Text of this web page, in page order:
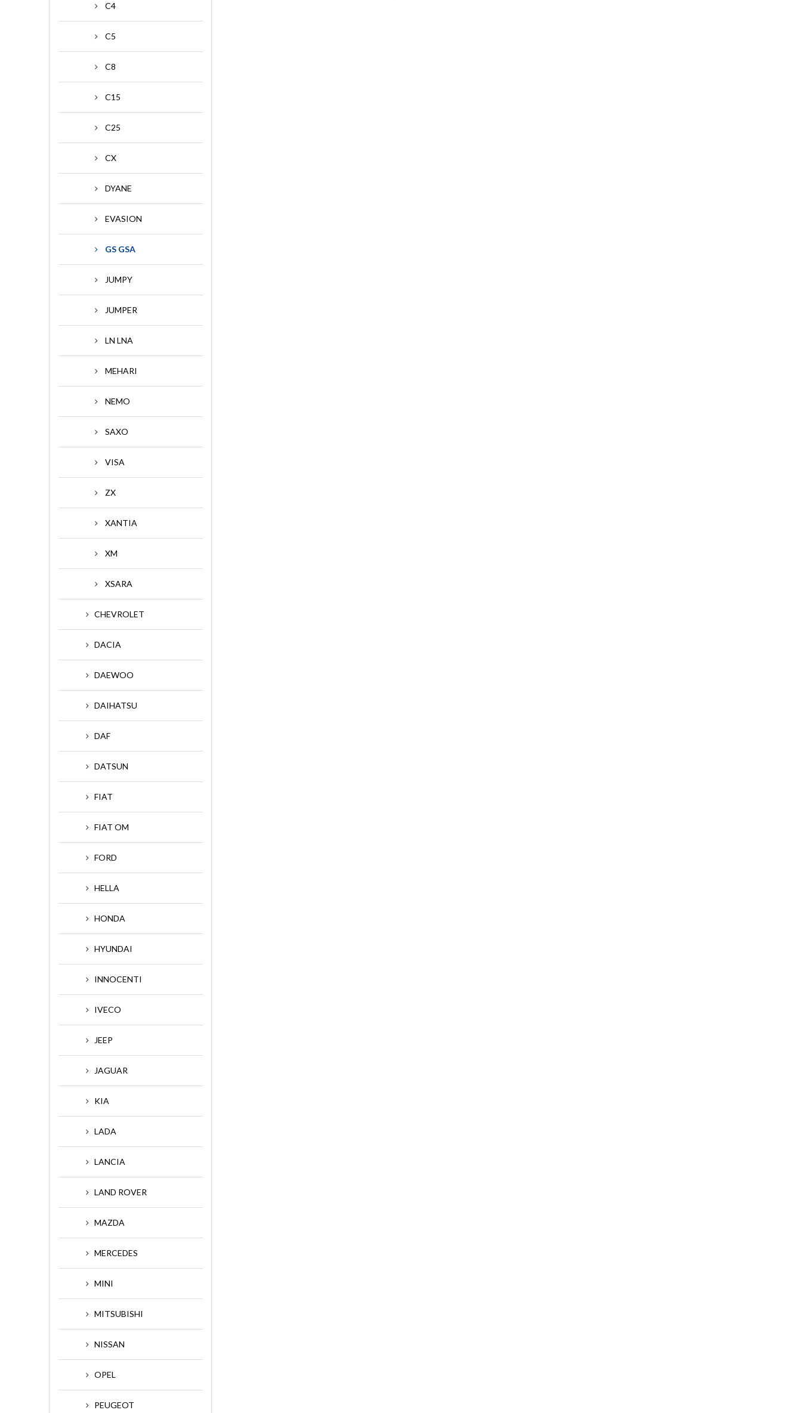
C4
C5
C8
C15
C25
CX
DYANE
EVASION
GS GSA
JUMPY
JUMPER
LN LNA
MEHARI
NEMO
SAXO
VISA
ZX
XANTIA
XM
XSARA
CHEVROLET
DACIA
DAEWOO
DAIHATSU
DAF
DATSUN
FIAT
FIAT OM
FORD
HELLA
HONDA
HYUNDAI
INNOCENTI
IVECO
JEEP
JAGUAR
KIA
LADA
LANCIA
LAND ROVER
MAZDA
MERCEDES
MINI
MITSUBISHI
NISSAN
OPEL
PEUGEOT